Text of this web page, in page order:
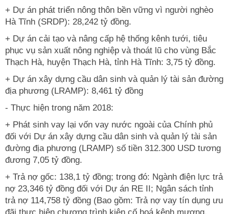
+ Dự án phát triển nông thôn bền vững vì người nghèo
Hà Tĩnh (SRDP): 28,242 tỷ đồng.
+ Dự án cải tạo và nâng cấp hệ thống kênh tưới, tiêu
phục vụ sản xuất nông nghiệp và thoát lũ cho vùng Bắc
Thạch Hà, huyện Thạch Hà, tỉnh Hà Tĩnh: 3,75 tỷ đồng.
+ Dự án xây dựng cầu dân sinh và quản lý tài sản đường
địa phương (LRAMP): 8,461 tỷ đồng
- Thực hiện trong năm 2018:
+ Phát sinh vay lại vốn vay nước ngoài của Chính phủ
đối với Dự án xây dựng cầu dân sinh và quản lý tài sản
đường địa phương (LRAMP) số tiền 312.300 USD tương
đương 7,05 tỷ đồng.
+ Trả nợ gốc: 138,1 tỷ đồng; trong đó: Ngành điện lực trả
nợ 23,346 tỷ đồng đối với Dự án RE II; Ngân sách tỉnh
trả nợ 114,758 tỷ đồng (Bao gồm: Trả nợ vay tín dụng ưu